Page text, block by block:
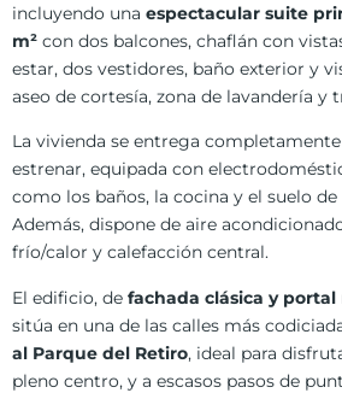
incluyendo una espectacular suite
m² con dos balcones, chaflán con
estar, dos vestidores, baño exterior y
aseo de cortesía, zona de lavandería y
La vivienda se entrega
estrenar, equipada con
como los baños, la cocina y el suelo
Además, dispone de aire
frío/calor y calefacción central.
El edificio, de fachada clásica y portal
sitúa en una de las calles más
al Parque del Retiro, ideal para
pleno centro, y a escasos pasos de